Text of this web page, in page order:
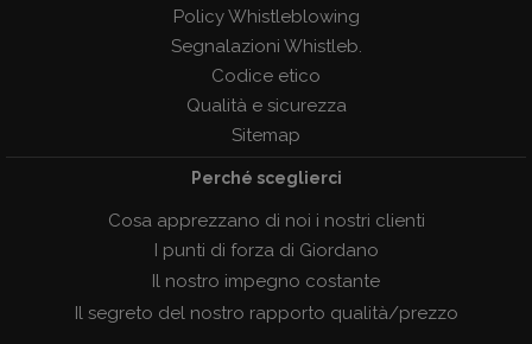
Policy Whistleblowing
Segnalazioni Whistleb.
Codice etico
Qualità e sicurezza
Sitemap
Perché sceglierci
Cosa apprezzano di noi i nostri clienti
I punti di forza di Giordano
Il nostro impegno costante
Il segreto del nostro rapporto qualità/prezzo